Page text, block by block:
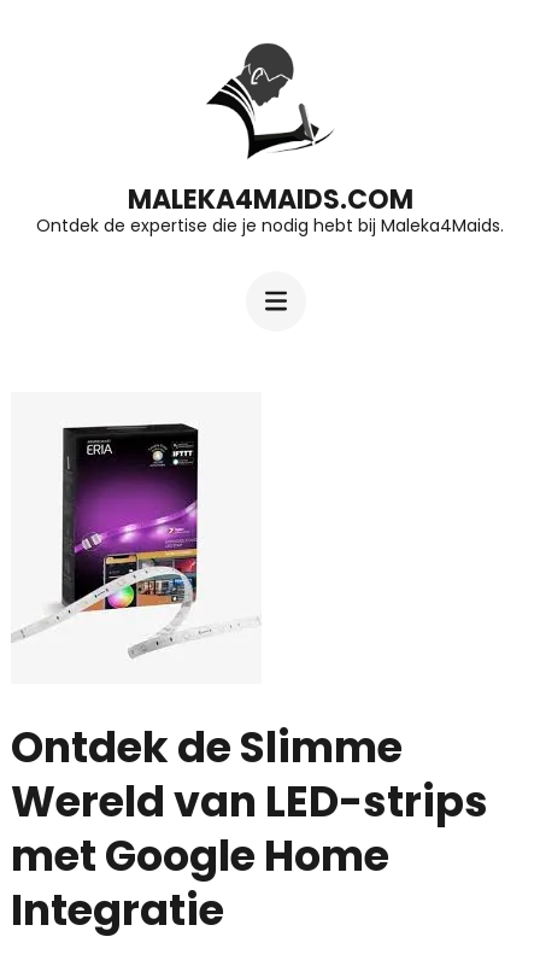
Enter)
MALEKA4MAIDS.COM
Ontdek de expertise die je nodig hebt bij Maleka4Maids.
Ontdek de Slimme
Wereld van LED-strips
met Google Home
Integratie